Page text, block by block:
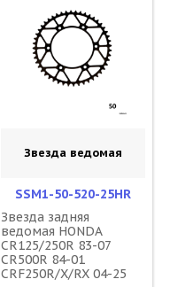
Звезда ведомая
SSM1-50-520-25HR
Звезда задняя
ведомая HONDA
CR125/250R 83-07
CR500R 84-01
CRF250R/X/RX 04-25